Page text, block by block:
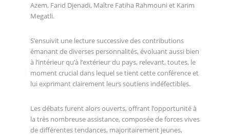
Azem, Farid Djenadi, Maître Fatiha Rahmouni et Karim
Megatli.
S’ensuivit une lecture successive des contributions
émanant de diverses personnalités, évoluant aussi bien
à l’intérieur qu’à l’extérieur du pays, relevant, toutes, le
moment crucial dans lequel se tient cette conférence et
lui exprimant clairement leurs soutiens indéfectibles.
Les débats furent alors ouverts, offrant l’opportunité à
la très nombreuse assistance, composée de forces vives
de différentes tendances, majoritairement jeunes,